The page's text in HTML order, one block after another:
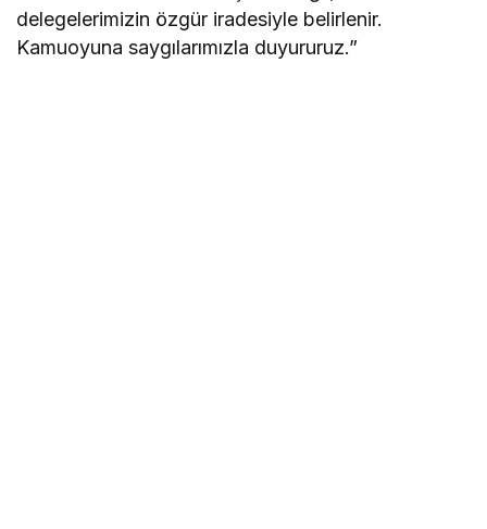
delegelerimizin özgür iradesiyle belirlenir.
Kamuoyuna saygılarımızla duyururuz.”